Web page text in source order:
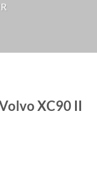
XC90 II